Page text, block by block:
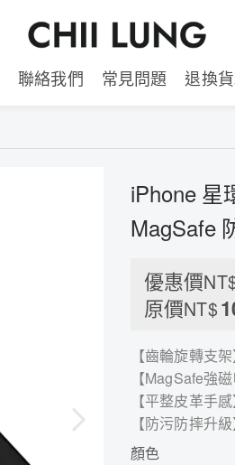
聯絡我們 常見問題 退換
iPhone 星
MagSafe
優惠價
原價NT$
【齒輪旋轉支
【MagSafe強
【平整皮革手
【防污防摔升
顏色